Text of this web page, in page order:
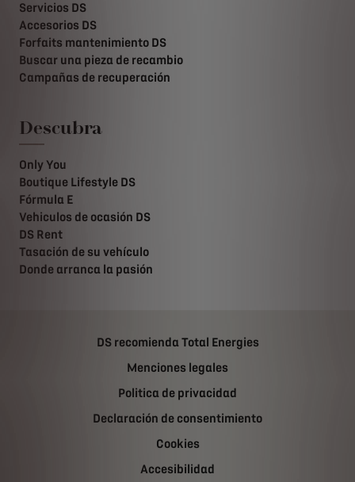
Servicios DS
Accesorios DS
Forfaits mantenimiento DS
Buscar una pieza de recambio
Campañas de recuperación
Descubra
Only You
Boutique Lifestyle DS
Fórmula E
Vehiculos de ocasión DS
DS Rent
Tasación de su vehículo
Donde arranca la pasión
DS recomienda Total Energies
Menciones legales
Politica de privacidad
Declaración de consentimiento
Cookies
Accesibilidad